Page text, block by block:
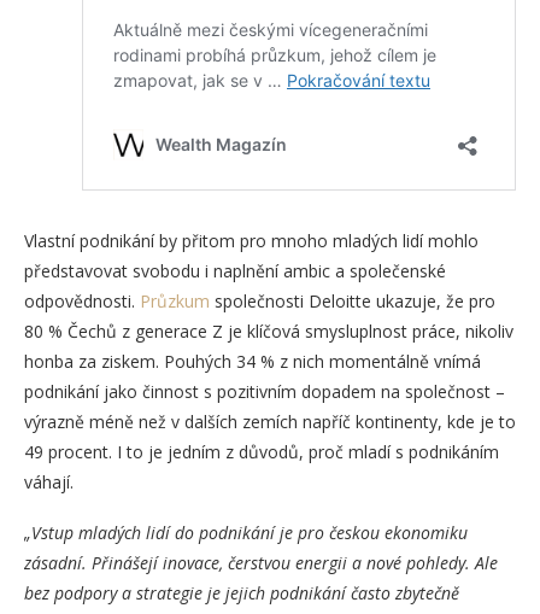
Vlastní podnikání by přitom pro mnoho mladých lidí mohlo
představovat svobodu i naplnění ambic a společenské
odpovědnosti. Průzkum společnosti Deloitte ukazuje, že pro
80 % Čechů z generace Z je klíčová smysluplnost práce, nikoliv
honba za ziskem. Pouhých 34 % z nich momentálně vnímá
podnikání jako činnost s pozitivním dopadem na společnost –
výrazně méně než v dalších zemích napříč kontinenty, kde je to
49 procent. I to je jedním z důvodů, proč mladí s podnikáním
váhají.
„Vstup mladých lidí do podnikání je pro českou ekonomiku
zásadní. Přinášejí inovace, čerstvou energii a nové pohledy. Ale
bez podpory a strategie je jejich podnikání často zbytečně